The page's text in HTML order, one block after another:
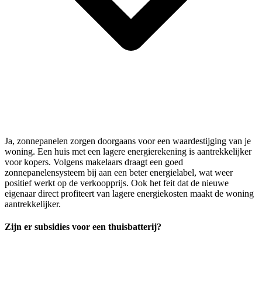
Ja, zonnepanelen zorgen doorgaans voor een waardestijging van je
woning. Een huis met een lagere energierekening is aantrekkelijker
voor kopers. Volgens makelaars draagt een goed
zonnepanelensysteem bij aan een beter energielabel, wat weer
positief werkt op de verkoopprijs. Ook het feit dat de nieuwe
eigenaar direct profiteert van lagere energiekosten maakt de woning
aantrekkelijker.
Zijn er subsidies voor een thuisbatterij?